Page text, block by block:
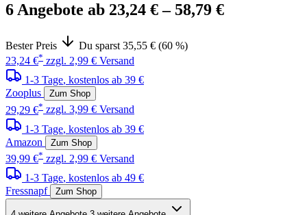
6 Angebote ab 23,24 €– 58,79 €
Bester Preis
Du sparst 35,55 € (60 %)
23,24 €* zzgl. 2,99 € Versand
1-3 Tage, kostenlos ab 39 €
Zooplus
Zum Shop
29,29 €* zzgl. 3,99 € Versand
1-3 Tage, kostenlos ab 39 €
Amazon
Zum Shop
39,99 €* zzgl. 2,99 € Versand
1-3 Tage, kostenlos ab 49 €
Fressnapf
Zum Shop